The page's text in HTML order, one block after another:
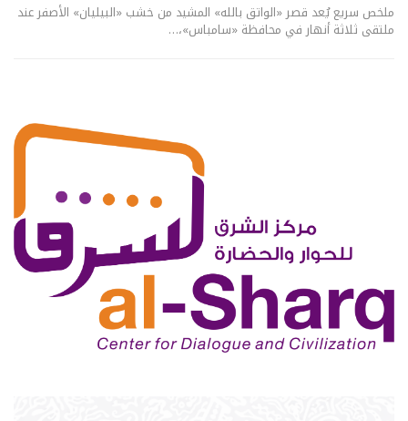
ملخص سريع يُعد قصر «الواتق بالله» المشيد من خشب «البيليان» الأصفر عند
ملتقى ثلاثة أنهار في محافظة «سامباس»،…